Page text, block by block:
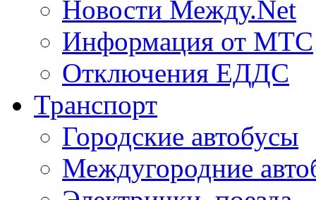
Новости Между.Net
Информация от МТС
Отключения ЕДДС
Транспорт
Городские автобусы
Междугородние